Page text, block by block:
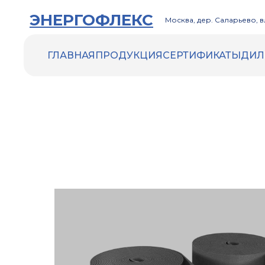
ЭНЕРГОФЛЕКС Москва, дер. Саларьево,
ГЛАВНАЯ ПРОДУКЦИЯСЕРТИФИКАТЫ
ДРУГИЕ ТОВАРЫ